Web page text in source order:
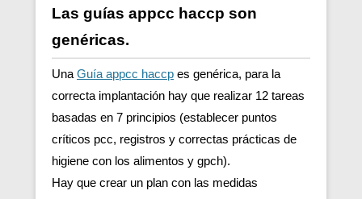
Las guías appcc haccp son
genéricas.
Una Guía appcc haccp es genérica, para la
correcta implantación hay que realizar 12 tareas
basadas en 7 principios (establecer puntos
críticos pcc, registros y correctas prácticas de
higiene con los alimentos y gpch).
Hay que crear un plan con las medidas